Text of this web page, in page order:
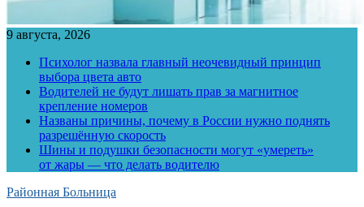
9 августа, 2026
Психолог назвала главный неочевидный принцип
выбора цвета авто
Водителей не будут лишать прав за магнитное
крепление номеров
Названы причины, почему в России нужно поднять
разрешённую скорость
Шины и подушки безопасности могут «умереть»
от жары — что делать водителю
Районная Больница